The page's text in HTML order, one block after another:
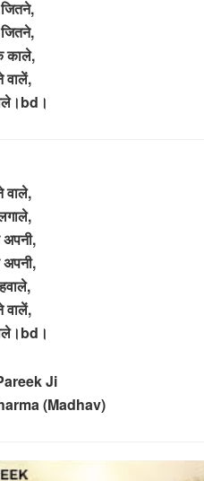
काले,
वालें,
वाले,
वालें,
Ji
(Madhav)